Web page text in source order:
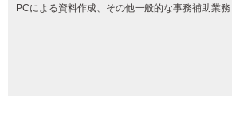
PCによる資料作成、その他一般的な事務補助業務